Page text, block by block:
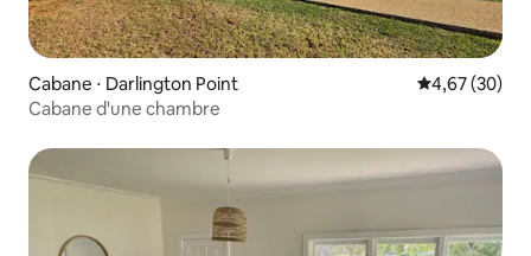
Cabane ⋅ Darlington Point Évaluation
4,67 (30)
Cabane d'une chambre